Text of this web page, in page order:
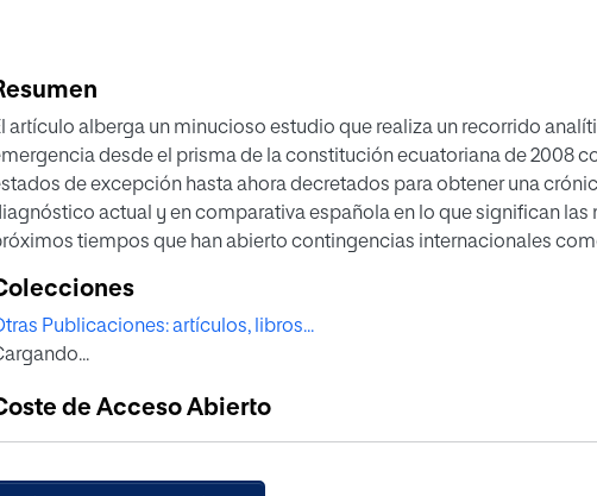
artículo alberga un minucioso estudio que realiza un recorrido
desde el prisma de la constitución ecuatoriana de 2008
de excepción hasta ahora decretados para obtener una
actual y en comparativa española en lo que significan
tiempos que han abierto contingencias internacionales
ciudadano establecido para preservar el espíritu preservador
de emergencia que suponen los estados para lo que nos
de esta área para analizarla desde la metodología de la
Publicaciones: artículos, libros...
de Acceso Abierto